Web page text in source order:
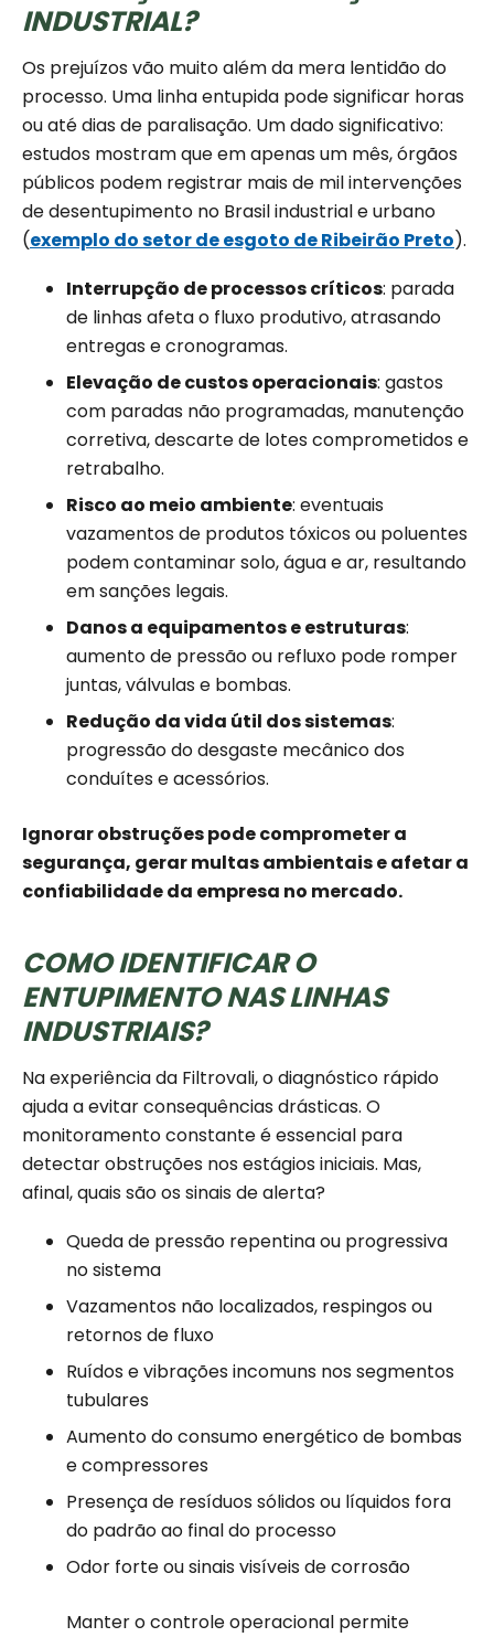
INDUSTRIAL?
Os prejuízos vão muito além da mera lentidão do
processo. Uma linha entupida pode significar horas
ou até dias de paralisação. Um dado significativo:
estudos mostram que em apenas um mês, órgãos
públicos podem registrar mais de mil intervenções
de desentupimento no Brasil industrial e urbano
(exemplo do setor de esgoto de Ribeirão Preto).
Interrupção de processos críticos: parada
de linhas afeta o fluxo produtivo, atrasando
entregas e cronogramas.
Elevação de custos operacionais: gastos
com paradas não programadas, manutenção
corretiva, descarte de lotes comprometidos e
retrabalho.
Risco ao meio ambiente: eventuais
vazamentos de produtos tóxicos ou poluentes
podem contaminar solo, água e ar, resultando
em sanções legais.
Danos a equipamentos e estruturas:
aumento de pressão ou refluxo pode romper
juntas, válvulas e bombas.
Redução da vida útil dos sistemas:
progressão do desgaste mecânico dos
conduítes e acessórios.
Ignorar obstruções pode comprometer a
segurança, gerar multas ambientais e afetar a
confiabilidade da empresa no mercado.
COMO IDENTIFICAR O
ENTUPIMENTO NAS LINHAS
INDUSTRIAIS?
Na experiência da Filtrovali, o diagnóstico rápido
ajuda a evitar consequências drásticas. O
monitoramento constante é essencial para
detectar obstruções nos estágios iniciais. Mas,
afinal, quais são os sinais de alerta?
Queda de pressão repentina ou progressiva
no sistema
Vazamentos não localizados, respingos ou
retornos de fluxo
Ruídos e vibrações incomuns nos segmentos
tubulares
Aumento do consumo energético de bombas
e compressores
Presença de resíduos sólidos ou líquidos fora
do padrão ao final do processo
Odor forte ou sinais visíveis de corrosão
Manter o controle operacional permite